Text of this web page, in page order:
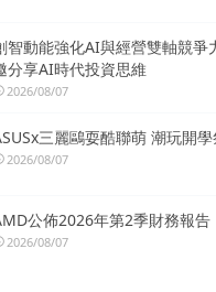
智動能強化AI與經營雙軸競爭
分享AI時代投資思維
2026/08/07
三麗鷗耍酷聯萌 潮玩開學
2026/08/07
公佈2026年第2季財務報告
2026/08/07